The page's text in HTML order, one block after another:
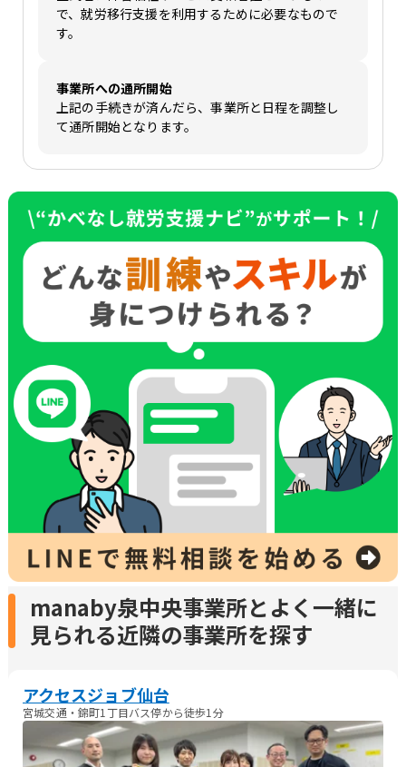
で、就労移行支援を利用するために必要なもので
す。
事業所への通所開始
上記の手続きが済んだら、事業所と日程を調整し
て通所開始となります。
manaby泉中央事業所とよく一緒に
見られる近隣の事業所を探す
アクセスジョブ仙台
宮城交通・錦町1丁目バス停から徒歩1分